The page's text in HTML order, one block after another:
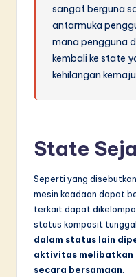
sangat berguna
antarmuka
mana pengguna
kembali ke state
kehilangan
State
Seperti yang
mesin keadaan dapat
terkait dapat
status komposit tunggal.
dalam status lain
aktivitas melibatkan
secara bersamaan